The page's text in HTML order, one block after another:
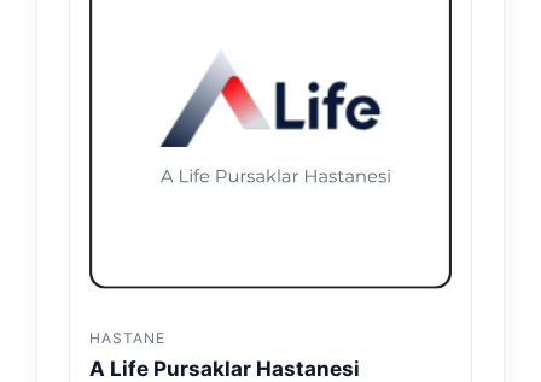
HASTANE
A Life Pursaklar Hastanesi